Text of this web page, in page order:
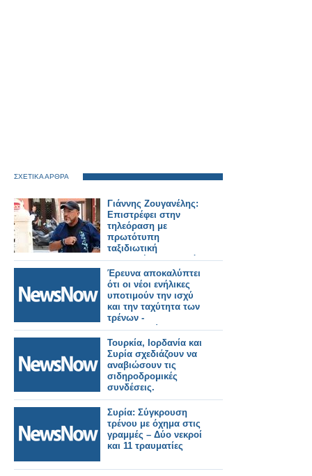
ΣΧΕΤΙΚΑ ΑΡΘΡΑ
Γιάννης Ζουγανέλης:
Επιστρέφει στην
τηλεόραση με
πρωτότυπη
ταξιδιωτική
εκπομπή... - Σε αυτό
το κανάλι θα τον
δούμε
Έρευνα αποκαλύπτει
ότι οι νέοι ενήλικες
υποτιμούν την ισχύ
και την ταχύτητα των
τρένων -
διακινδυνεύοντας τη
ζωή τους σε ισόπεδες
διαβάσεις.
Τουρκία, Ιορδανία και
Συρία σχεδιάζουν να
αναβιώσουν τις
σιδηροδρομικές
συνδέσεις.
Συρία: Σύγκρουση
τρένου με όχημα στις
γραμμές – Δύο νεκροί
και 11 τραυματίες